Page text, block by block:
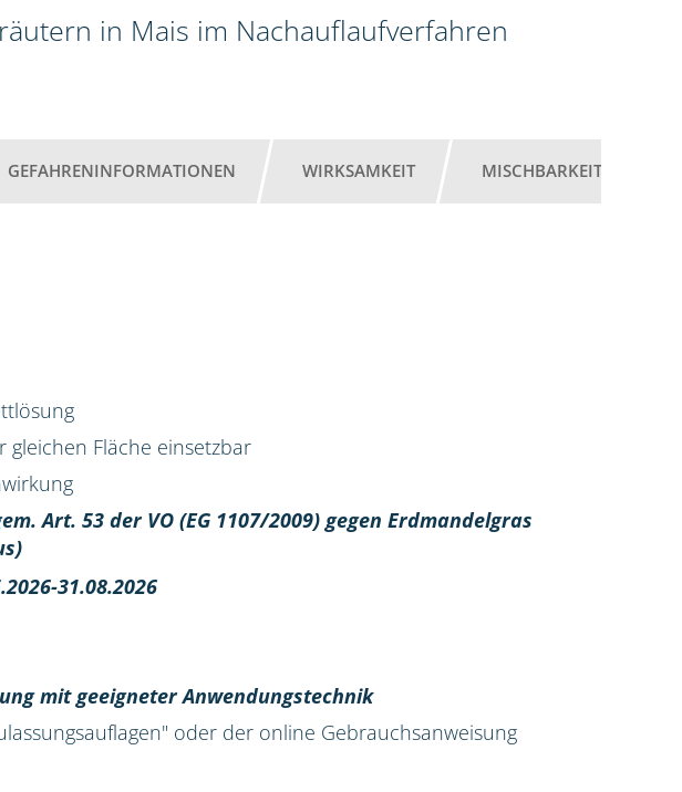
in Mais im Nachauflaufverfahren
GEFAHRENINFORMATIONEN WIRKSAMKEIT MISCHBARKEIT
gleichen Fläche einsetzbar
Art. 53 der VO (EG 1107/2009) gegen Erdmandelgras
31.08.2026
mit geeigneter Anwendungstechnik
oder der online Gebrauchsanweisung